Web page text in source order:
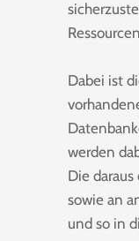
Dabei ist
werden
Die
sowie an
und so in